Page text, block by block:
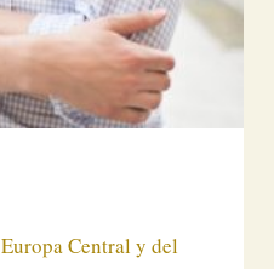
Europa Central y del